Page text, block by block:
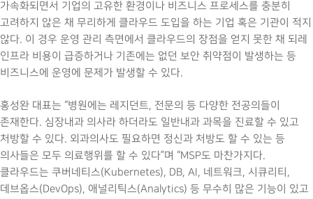
가속화되면서 기업의 고유한 환경이나 비즈니스 프로세스를 충분히
고려하지 않은 채 무리하게 클라우드 도입을 하는 기업 혹은 기관이 적지
않다. 이 경우 운영 관리 측면에서 클라우드의 장점을 얻지 못한 채 되레
인프라 비용이 급증하거나 기존에는 없던 보안 취약점이 발생하는 등
비즈니스에 운영에 문제가 발생할 수 있다.
홍성완 대표는 “병원에는 레지던트, 전문의 등 다양한 전공의들이
존재한다. 심장내과 의사라 하더라도 일반내과 과목을 진료할 수 있고
처방할 수 있다. 외과의사도 필요하면 정신과 처방도 할 수 있는 등
의사들은 모두 의료행위를 할 수 있다”며 “MSP도 마찬가지다.
클라우드는 쿠버네티스(Kubernetes), DB, AI, 네트워크, 시큐리티,
데브옵스(DevOps), 애널리틱스(Analytics) 등 무수히 많은 기능이 있고